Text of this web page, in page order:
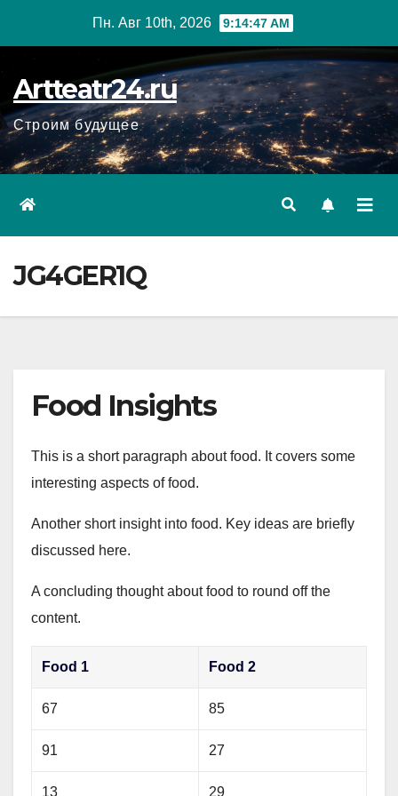
Пн. Авг 10th, 2026 9:14:48 AM
Artteatr24.ru
Строим будущее
JG4GER1Q
Food Insights
This is a short paragraph about food. It covers some
interesting aspects of food.
Another short insight into food. Key ideas are briefly
discussed here.
A concluding thought about food to round off the
content.
Food 1 Food 2
67 85
91 27
13 29